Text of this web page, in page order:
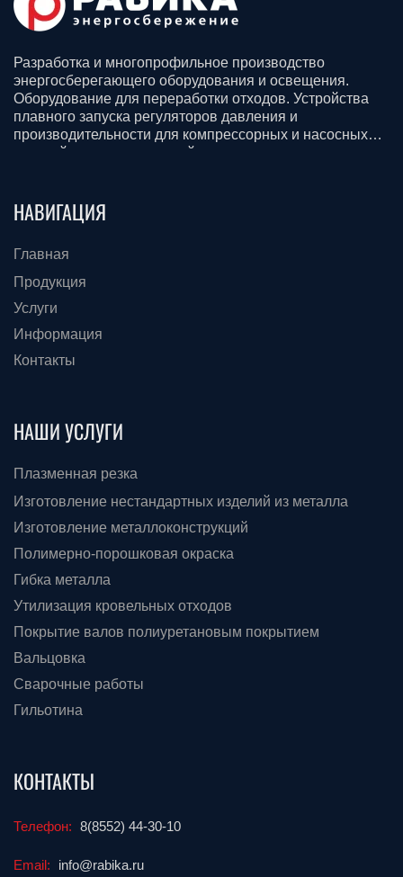
Разработка и многопрофильное производство
энергосберегающего оборудования и освещения.
Оборудование для переработки отходов. Устройства
плавного запуска регуляторов давления и
производительности для компрессорных и насосных
станций для всех отраслей промышленности.
НАВИГАЦИЯ
Главная
Продукция
Услуги
Информация
Контакты
НАШИ УСЛУГИ
Плазменная резка
Изготовление нестандартных изделий из металла
Изготовление металлоконструкций
Полимерно-порошковая окраска
Гибка металла
Утилизация кровельных отходов
Покрытие валов полиуретановым покрытием
Вальцовка
Сварочные работы
Гильотина
КОНТАКТЫ
Телефон: 8(8552) 44-30-10
Email: info@rabika.ru